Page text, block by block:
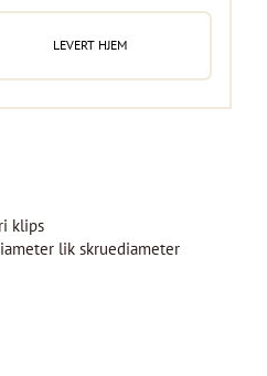
LEVERT HJEM
klips
lik skruediameter